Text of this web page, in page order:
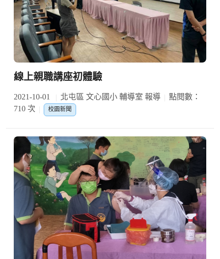
線上親職講座初體驗
2021-10-01 北屯區 文心國小 輔導室 報導
點閱數：
710 次
校園新聞